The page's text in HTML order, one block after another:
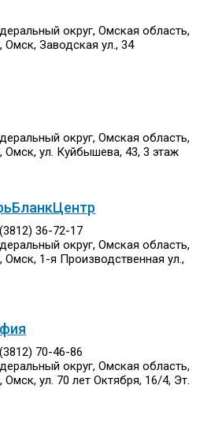
округ, Омская область,
Омск, Заводская ул., 34
округ, Омская область,
Омск, ул. Куйбышева, 43, 3 этаж
36-72-17
округ, Омская область,
Омск, 1-я Производственная ул.,
70-46-86
округ, Омская область,
ул. 70 лет Октября, 16/4, Эт.